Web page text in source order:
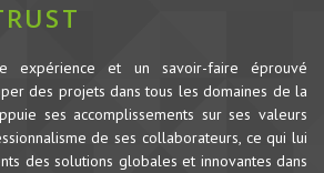
expérience et un savoir-faire éprouvé
des projets dans tous les domaines de la
ses accomplissements sur ses valeurs
de ses collaborateurs, ce qui lui
des solutions globales et innovantes dans